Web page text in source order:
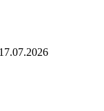
17.07.2026